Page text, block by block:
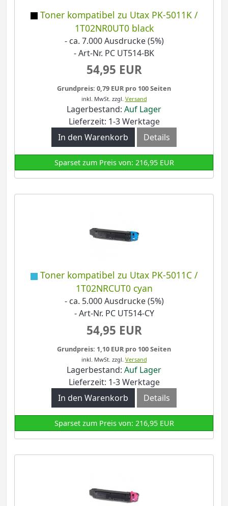
Toner kompatibel zu Utax PK-5011K /
1T02NR0UT0 black
- ca. 7.000 Ausdrucke (5%)
- Art-Nr. PC UT514-BK
54,95 EUR
Grundpreis: 0,79 EUR pro 100 Seiten
inkl. MwSt. zzgl. Versand
Lagerbestand: Auf Lager
Lieferzeit: 1-3 Werktage
In den Warenkorb
Details
Sparset zum Preis von: 216,95 EUR
Toner kompatibel zu Utax PK-5011C /
1T02NRCUT0 cyan
- ca. 5.000 Ausdrucke (5%)
- Art-Nr. PC UT514-CY
54,95 EUR
Grundpreis: 1,10 EUR pro 100 Seiten
inkl. MwSt. zzgl. Versand
Lagerbestand: Auf Lager
Lieferzeit: 1-3 Werktage
In den Warenkorb
Details
Sparset zum Preis von: 216,95 EUR